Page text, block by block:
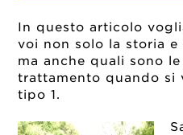
In questo articolo
voi non solo la storia e
ma anche quali sono
trattamento quando si
tipo 1.